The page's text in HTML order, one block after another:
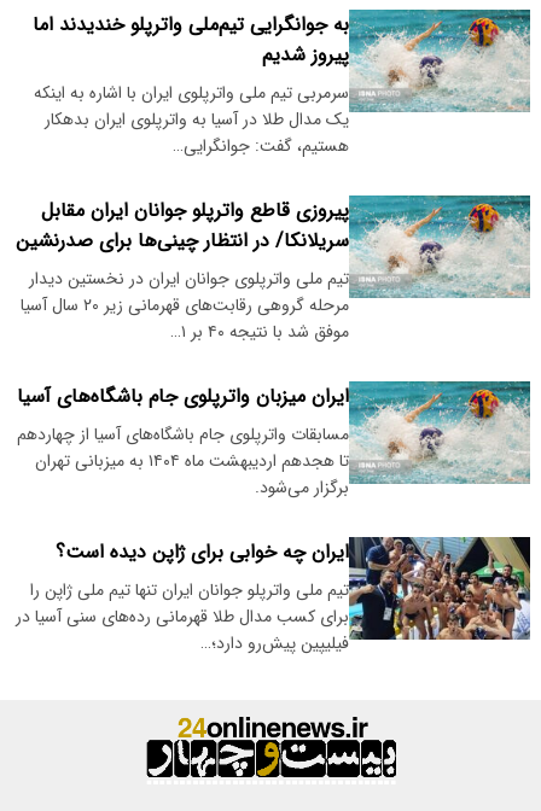
به جوانگرایی تیم‌ملی واترپلو خندیدند اما
پیروز شدیم
سرمربی تیم ملی واترپلوی ایران با اشاره به اینکه
یک مدال طلا در آسیا به واترپلوی ایران بدهکار
هستیم، گفت: جوانگرایی…
پیروزی قاطع واترپلو جوانان ایران مقابل
سریلانکا/ در انتظار چینی‌ها برای صدرنشین
تیم ملی واترپلوی جوانان ایران در نخستین دیدار
مرحله گروهی رقابت‌های قهرمانی زیر ۲۰ سال آسیا
موفق شد با نتیجه ۴۰ بر ۱…
ایران میزبان واترپلوی جام باشگاه‌های آسیا
مسابقات واترپلوی جام باشگاه‌های آسیا از چهاردهم
تا هجدهم اردیبهشت ماه ۱۴۰۴ به میزبانی تهران
برگزار می‌شود.
ایران چه خوابی برای ژاپن دیده است؟
تیم ملی واترپلو جوانان ایران تنها تیم ملی ژاپن را
برای کسب مدال طلا قهرمانی رده‌های سنی آسیا در
فیلیپین پیش‌رو دارد؛…